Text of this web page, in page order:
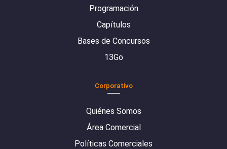
Programación
Capítulos
Bases de Concursos
13Go
Corporativo
Quiénes Somos
Área Comercial
Políticas Comerciales